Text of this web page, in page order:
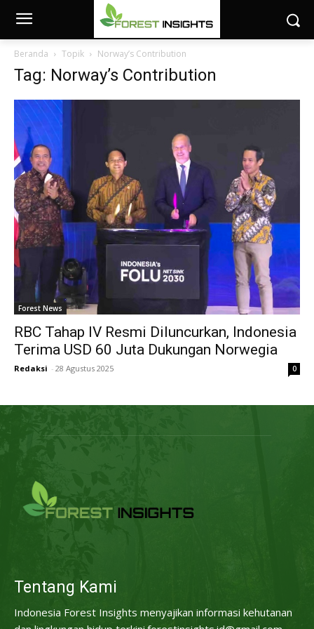
Beranda Topik Norway’s Contribution
Tag: Norway’s Contribution
Forest News
RBC Tahap IV Resmi Diluncurkan, Indonesia
Terima USD 60 Juta Dukungan Norwegia
Redaksi - 28 Agustus 2025 0
Tentang Kami
Indonesia Forest Insights menyajikan informasi kehutanan